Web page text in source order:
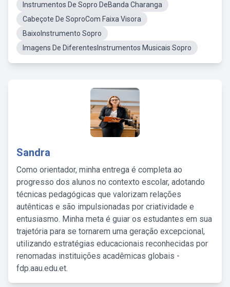
Instrumentos De Sopro DeBanda Charanga
Cabeçote De SoproCom Faixa Visora
BaixoInstrumento Sopro
Imagens De DiferentesInstrumentos Musicais Sopro
Sandra
Como orientador, minha entrega é completa ao
progresso dos alunos no contexto escolar, adotando
técnicas pedagógicas que valorizam relações
autênticas e são impulsionadas por criatividade e
entusiasmo. Minha meta é guiar os estudantes em sua
trajetória para se tornarem uma geração excepcional,
utilizando estratégias educacionais reconhecidas por
renomadas instituições acadêmicas globais -
fdp.aau.edu.et.